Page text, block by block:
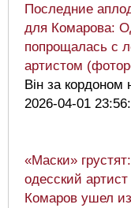
Последние
для Комарова:
попрощалась с
артистом
Він за кордоном
2026-04-01
«Маски»
одесский
Комаров ушел